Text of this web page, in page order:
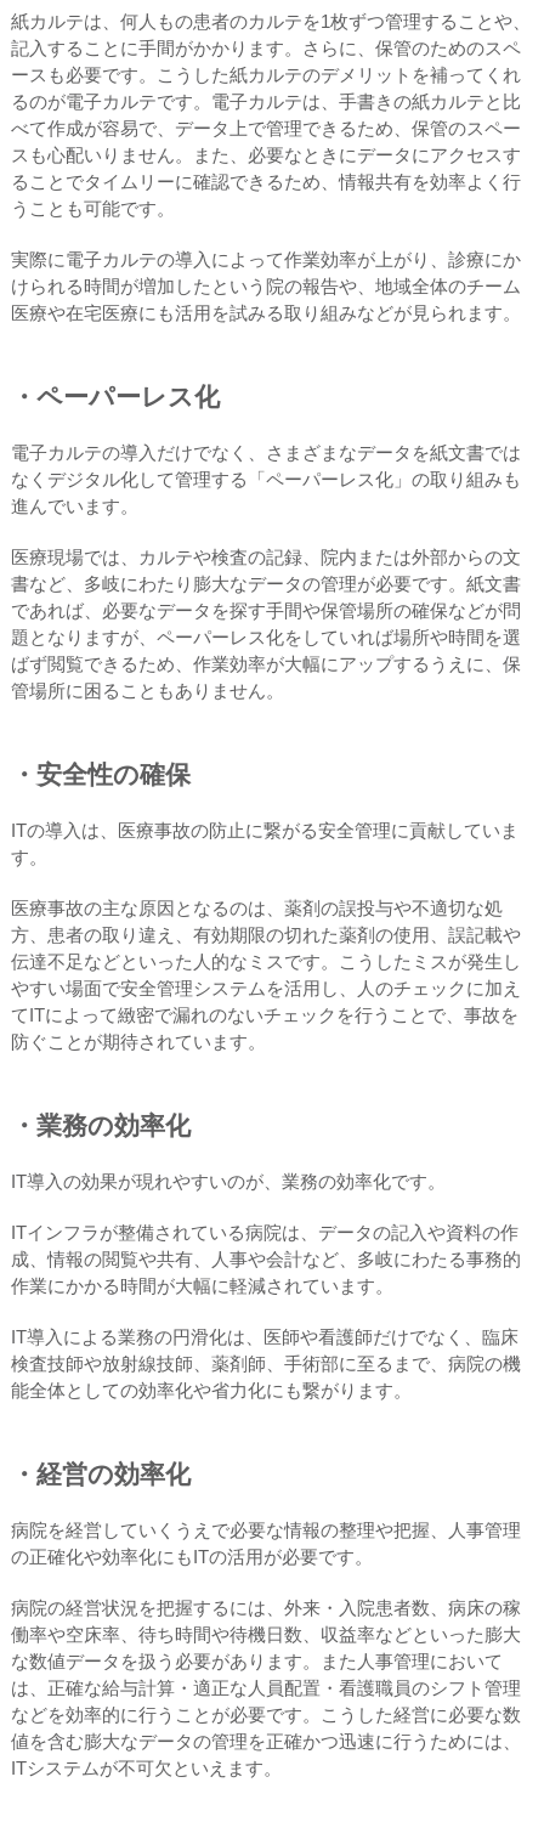
紙カルテは、何人もの患者のカルテを1枚ずつ管理することや、
記入することに手間がかかります。さらに、保管のためのスペ
ースも必要です。こうした紙カルテのデメリットを補ってくれ
るのが電子カルテです。電子カルテは、手書きの紙カルテと比
べて作成が容易で、データ上で管理できるため、保管のスペー
スも心配いりません。また、必要なときにデータにアクセスす
ることでタイムリーに確認できるため、情報共有を効率よく行
うことも可能です。
実際に電子カルテの導入によって作業効率が上がり、診療にか
けられる時間が増加したという院の報告や、地域全体のチーム
医療や在宅医療にも活用を試みる取り組みなどが見られます。
・ペーパーレス化
電子カルテの導入だけでなく、さまざまなデータを紙文書では
なくデジタル化して管理する「ペーパーレス化」の取り組みも
進んでいます。
医療現場では、カルテや検査の記録、院内または外部からの文
書など、多岐にわたり膨大なデータの管理が必要です。紙文書
であれば、必要なデータを探す手間や保管場所の確保などが問
題となりますが、ペーパーレス化をしていれば場所や時間を選
ばず閲覧できるため、作業効率が大幅にアップするうえに、保
管場所に困ることもありません。
・安全性の確保
ITの導入は、医療事故の防止に繋がる安全管理に貢献していま
す。
医療事故の主な原因となるのは、薬剤の誤投与や不適切な処
方、患者の取り違え、有効期限の切れた薬剤の使用、誤記載や
伝達不足などといった人的なミスです。こうしたミスが発生し
やすい場面で安全管理システムを活用し、人のチェックに加え
てITによって緻密で漏れのないチェックを行うことで、事故を
防ぐことが期待されています。
・業務の効率化
IT導入の効果が現れやすいのが、業務の効率化です。
ITインフラが整備されている病院は、データの記入や資料の作
成、情報の閲覧や共有、人事や会計など、多岐にわたる事務的
作業にかかる時間が大幅に軽減されています。
IT導入による業務の円滑化は、医師や看護師だけでなく、臨床
検査技師や放射線技師、薬剤師、手術部に至るまで、病院の機
能全体としての効率化や省力化にも繋がります。
・経営の効率化
病院を経営していくうえで必要な情報の整理や把握、人事管理
の正確化や効率化にもITの活用が必要です。
病院の経営状況を把握するには、外来・入院患者数、病床の稼
働率や空床率、待ち時間や待機日数、収益率などといった膨大
な数値データを扱う必要があります。また人事管理において
は、正確な給与計算・適正な人員配置・看護職員のシフト管理
などを効率的に行うことが必要です。こうした経営に必要な数
値を含む膨大なデータの管理を正確かつ迅速に行うためには、
ITシステムが不可欠といえます。